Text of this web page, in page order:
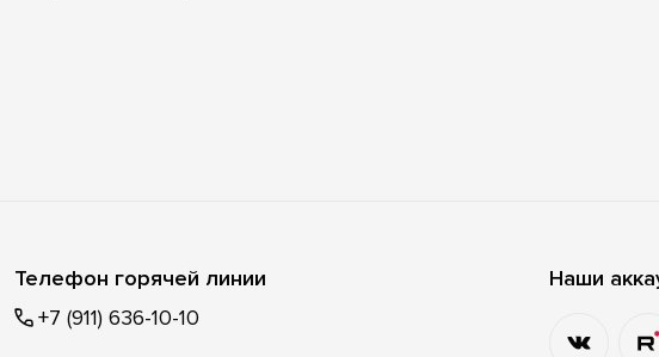
Телефон горячей линии
+7 (911) 636-10-10
Наши